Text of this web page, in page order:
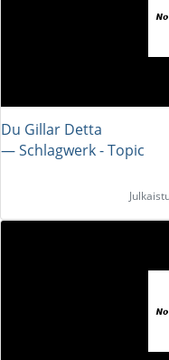
Du Gillar Detta
― Schlagwerk - Topic